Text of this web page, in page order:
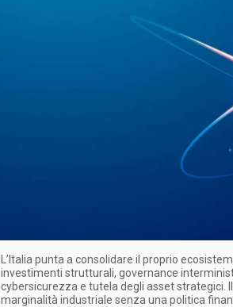
L’Italia punta a consolidare il proprio
investimenti strutturali, governance
cybersicurezza e tutela degli asset strategici.
marginalità industriale senza una politica